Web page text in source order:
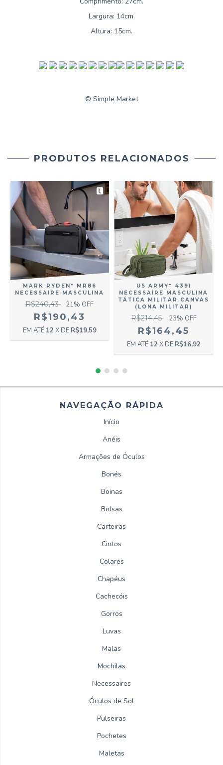
Largura: 14cm.
Altura: 15cm.
© Simple Market
PRODUTOS RELACIONADOS
MARK RYDEN* MR86
NECESSAIRE MASCULINA
R$240,43 21% OFF
R$190,43
12 X DE R$19,59
US ARMY* 4391
NECESSAIRE MASCULINA
TÁTICA MILITAR CANVAS
(LONA MILITAR)
R$214,45 23% OFF
R$164,45
12 X DE R$16,92
NAVEGAÇÃO RÁPIDA
Início
Anéis
Armações de Óculos
Bonés
Boinas
Bolsas
Carteiras
Cintos
Colares
Chapéus
Cachecóis
Gorros
Luvas
Malas
Mochilas
Necessaires
Óculos de Sol
Pulseiras
Pochetes
Maletas